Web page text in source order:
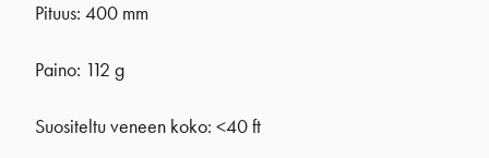
Pituus: 400 mm
Paino: 112 g
Suositeltu veneen koko: <40 ft